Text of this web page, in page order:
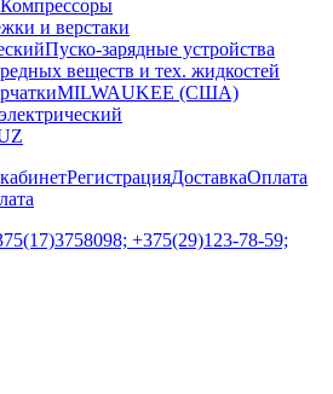
Компрессоры
и верстаки
Пуско-зарядные устройства
веществ и тех. жидкостей
MILWAUKEE (США)
РегистрацияДоставкаОплата
+375(29)123-78-59;